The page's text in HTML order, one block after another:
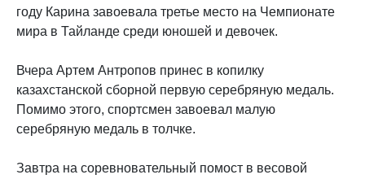
году Карина завоевала третье место на Чемпионате
мира в Тайланде среди юношей и девочек.
Вчера Артем Антропов принес в копилку
казахстанской сборной первую серебряную медаль.
Помимо этого, спортсмен завоевал малую
серебряную медаль в толчке.
Завтра на соревновательный помост в весовой